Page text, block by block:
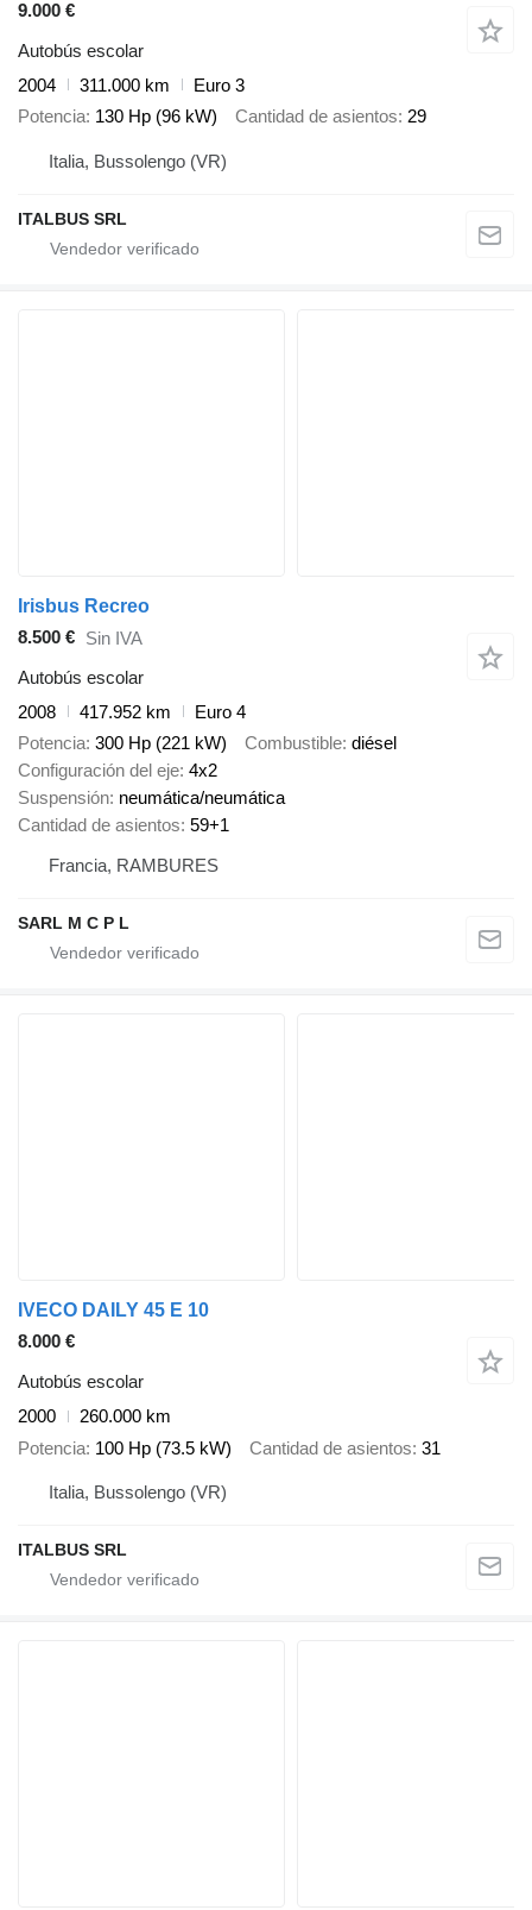
9.000 €
Autobús escolar
2004
311.000 km
Euro 3
Potencia 130 Hp (96 kW) Cantidad de asientos 29
Italia, Bussolengo (VR)
ITALBUS SRL
Irisbus Recreo
8.500 € Sin IVA
Autobús escolar
2008
417.952 km
Euro 4
Potencia 300 Hp (221 kW) Combustible diésel
Configuración del eje 4x2
Suspensión neumática/neumática
Cantidad de asientos 59+1
Francia, RAMBURES
SARL M C P L
IVECO DAILY 45 E 10
8.000 €
Autobús escolar
2000
260.000 km
Potencia 100 Hp (73.5 kW) Cantidad de asientos 31
Italia, Bussolengo (VR)
ITALBUS SRL